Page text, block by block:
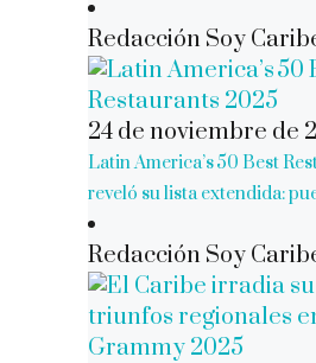
Redacción Soy
24 de noviembre de
Latin America’s 50 Best
reveló su lista extendida:
Redacción Soy